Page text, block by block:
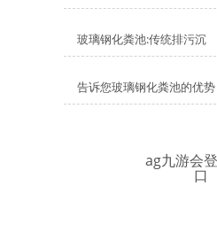
玻璃钢化粪池:传统排污沉
告诉您玻璃钢化粪池的优势
ag九游会
口